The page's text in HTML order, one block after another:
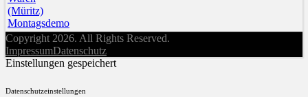
(Müritz)
Montagsdemo
Copyright 2026. All Rights Reserved.
ImpressumDatenschutz
Einstellungen gespeichert
Datenschutzeinstellungen